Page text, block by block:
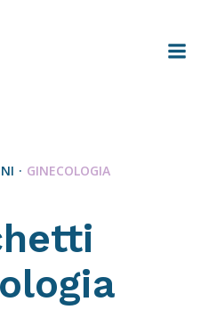
GINECOLOGIA